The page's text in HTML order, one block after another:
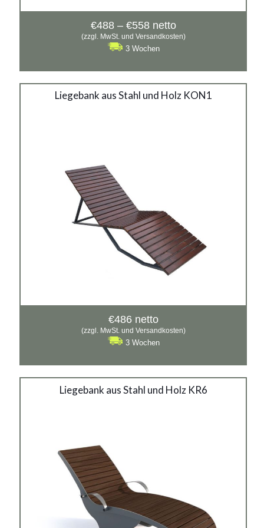
€488 – €558Preisspanne:
€488
bis
netto
(zzgl. MwSt. und Versandkosten)
3 Wochen
Liegebank aus Stahl und Holz KON1
Liegebank aus Stahl und
€486 netto
(zzgl. MwSt. und Versandkosten)
3 Wochen
Liegebank aus Stahl und Holz KR6
Liegebank aus Stahl und
verzinkter Stahl mit Pulverbeschichtung in RAL + Holz